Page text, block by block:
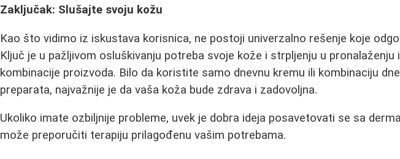
Zaključak: Slušajte svoju kožu
Kao što vidimo iz iskustava korisnica, ne postoji univerzalno rešenje koje
Ključ je u pažljivom osluškivanju potreba svoje kože i strpljenju u pronalaženju
kombinacije proizvoda. Bilo da koristite samo dnevnu kremu ili kombinaciju
preparata, najvažnije je da vaša koža bude zdrava i zadovoljna.
Ukoliko imate ozbiljnije probleme, uvek je dobra ideja posavetovati se sa
može preporučiti terapiju prilagođenu vašim potrebama.